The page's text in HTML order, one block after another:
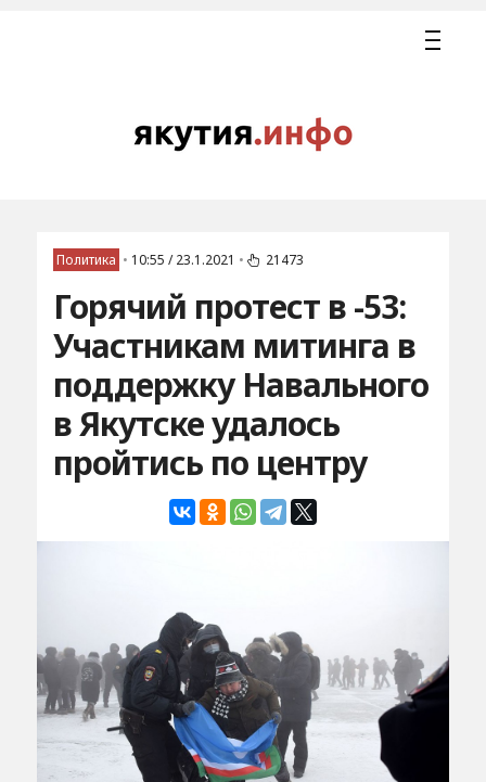
Политика • 10:55 / 23.1.2021 • 21473
Горячий протест в -53:
Участникам митинга в
поддержку Навального
в Якутске удалось
пройтись по центру